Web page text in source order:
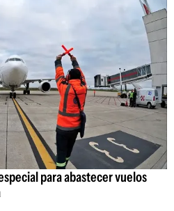
para abastecer vuelos